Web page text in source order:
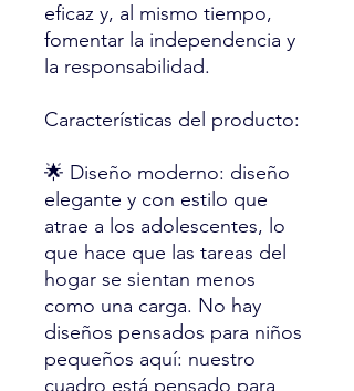
eficaz y, al mismo tiempo,
fomentar la independencia y
la responsabilidad.
Características del producto:
🌟 Diseño moderno: diseño
elegante y con estilo que
atrae a los adolescentes, lo
que hace que las tareas del
hogar se sientan menos
como una carga. No hay
diseños pensados para niños
pequeños aquí: nuestro
cuadro está pensado para